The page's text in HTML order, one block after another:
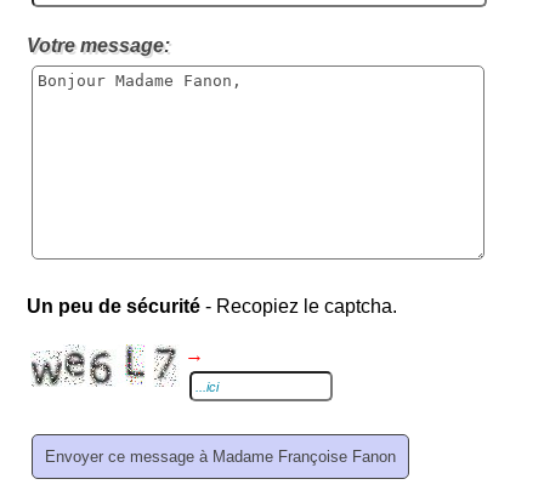
Votre message:
Un peu de sécurité - Recopiez le captcha.
→